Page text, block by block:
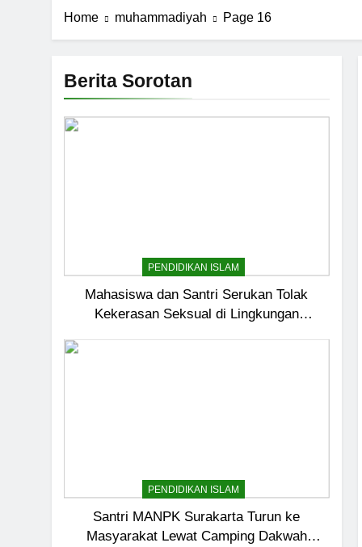
Home muhammadiyah Page 16
Berita Sorotan
PENDIDIKAN ISLAM
Mahasiswa dan Santri Serukan Tolak
Kekerasan Seksual di Lingkungan
PENDIDIKAN ISLAM
Santri MANPK Surakarta Turun ke
Masyarakat Lewat Camping Dakwah